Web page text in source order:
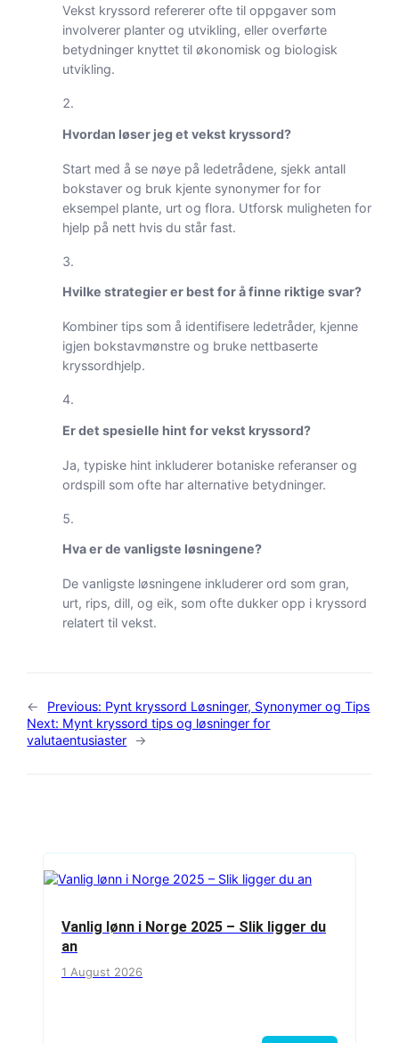
Vekst kryssord refererer ofte til oppgaver som
involverer planter og utvikling, eller overførte
betydninger knyttet til økonomisk og biologisk
utvikling.
Hvordan løser jeg et vekst kryssord?
Start med å se nøye på ledetrådene, sjekk antall
bokstaver og bruk kjente synonymer for for
eksempel plante, urt og flora. Utforsk muligheten for
hjelp på nett hvis du står fast.
Hvilke strategier er best for å finne riktige svar?
Kombiner tips som å identifisere ledetråder, kjenne
igjen bokstavmønstre og bruke nettbaserte
kryssordhjelp.
Er det spesielle hint for vekst kryssord?
Ja, typiske hint inkluderer botaniske referanser og
ordspill som ofte har alternative betydninger.
Hva er de vanligste løsningene?
De vanligste løsningene inkluderer ord som gran,
urt, rips, dill, og eik, som ofte dukker opp i kryssord
relatert til vekst.
← Previous: Pynt kryssord Løsninger, Synonymer og Tips
Next: Mynt kryssord tips og løsninger for
valutaentusiaster →
Vanlig lønn i Norge 2025 – Slik ligger du
an
1 August 2026